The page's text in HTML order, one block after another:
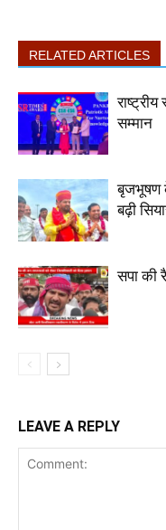
RELATED ARTICLES
सम्मान
बृजभूषण
बढ़ी
सपा की
LEAVE A REPLY